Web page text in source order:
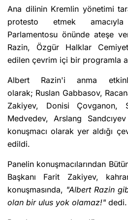
Ana dilinin Kremlin yönetimi
protesto etmek
Parlamentosu önünde ateşe
Razin, Özgür Halklar
edilen çevrim içi bir programla
Albert Razin'i anma
olarak; Ruslan Gabbasov,
Zakiyev, Donisi Çovganon,
Medvedev, Arslang
konuşmacı olarak yer aldığı
edildi.
Panelin konuşmacılarından
Başkanı Farit Zakiyev,
konuşmasında, "Albert Razin
olan bir ulus yok olamaz!" dedi.